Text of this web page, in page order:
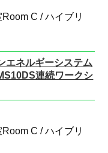
C / ハイブリ
エネルギーシステム
連続ワークシ
C / ハイブリ